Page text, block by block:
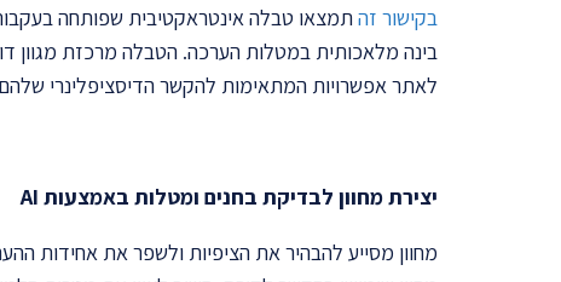
בקישור זה תמצאו טבלה אינטראקטיבית שפותחה
לאתר אפשרויות המתאימות להקשר הדיסציפלינרי
יצירת מחוון לבדיקת בחנים ומטלות באמצעות AI
מחוון מסייע להבהיר את הציפיות ולשפר את אחידות